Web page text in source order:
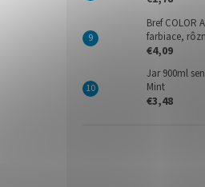
Bref COLOR
farbiace,
€4,09
Jar 900ml
Mint
€3,48